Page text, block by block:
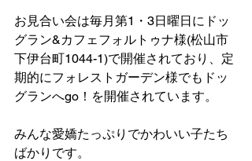
お見合い会は毎月第1・3日曜日にドッ
グラン&カフェフォルトゥナ様(松山市
下伊台町1044-1)で開催されており、定
期的にフォレストガーデン様でもドッ
グランへgo！を開催されています。
みんな愛嬌たっぷりでかわいい子たち
ばかりです。